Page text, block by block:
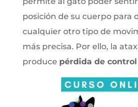
posición de su cuerpo para
cualquier otro tipo de
más precisa. Por ello, la
produce pérdida de